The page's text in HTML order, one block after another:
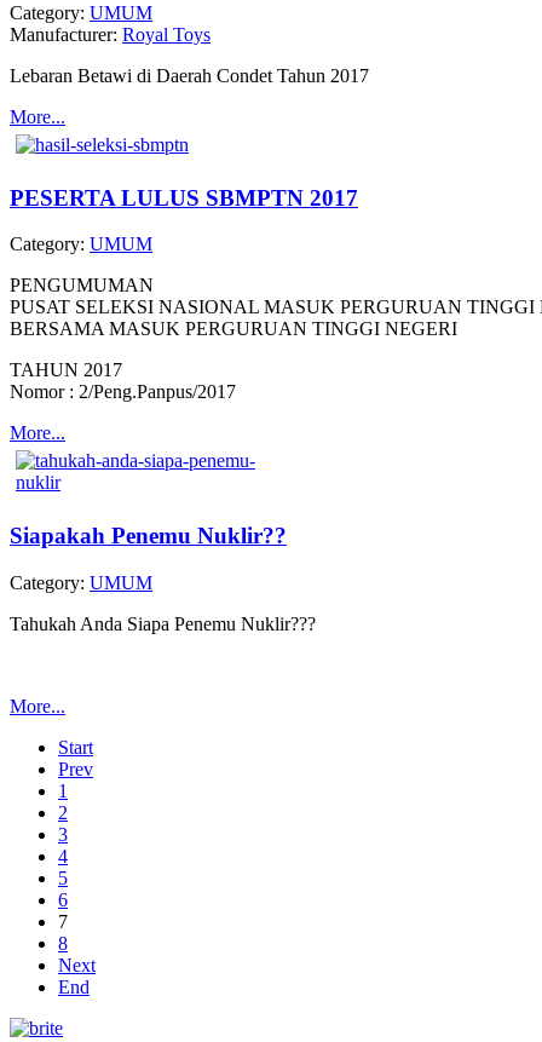
Category: UMUM
Manufacturer: Royal Toys
Lebaran Betawi di Daerah Condet Tahun 2017
More...
PESERTA LULUS SBMPTN 2017
Category: UMUM
PENGUMUMAN
PUSAT SELEKSI NASIONAL MASUK PERGURUAN
BERSAMA MASUK PERGURUAN TINGGI NEGERI
TAHUN 2017
Nomor : 2/Peng.Panpus/2017
More...
Siapakah Penemu Nuklir??
Category: UMUM
Tahukah Anda Siapa Penemu Nuklir???
More...
Start
Prev
1
2
3
4
5
6
7
8
Next
End